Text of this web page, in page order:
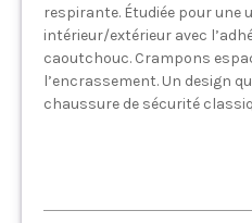
respirante. Étudiée pour une
intérieur/extérieur avec
caoutchouc. Crampons
l’encrassement. Un design
chaussure de sécurité